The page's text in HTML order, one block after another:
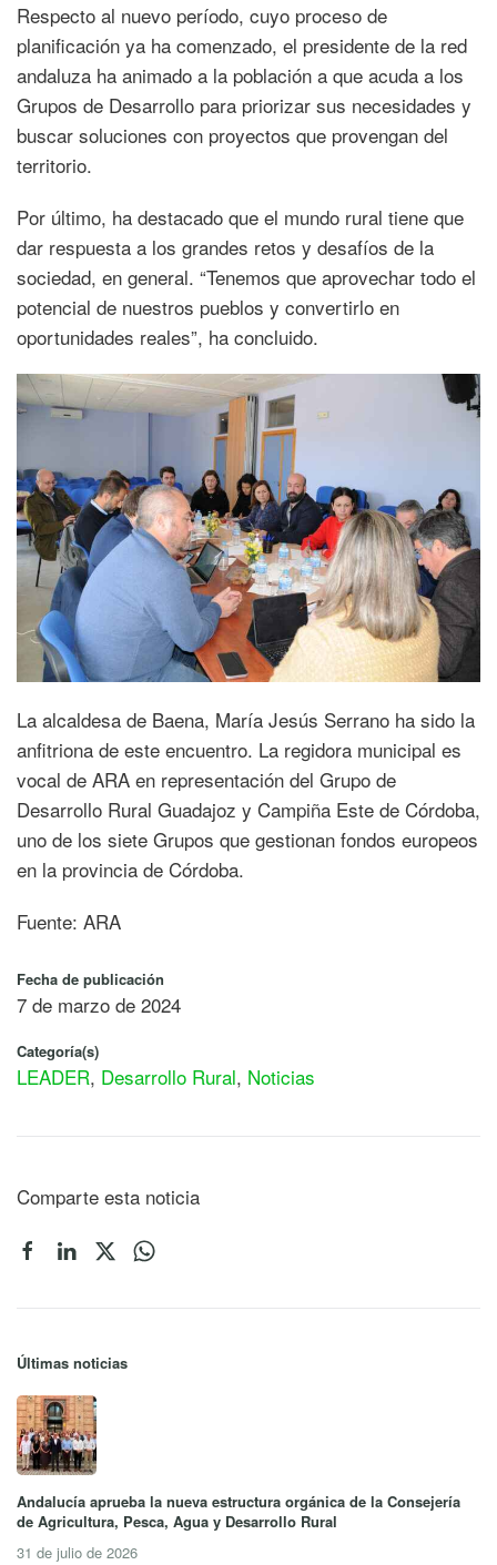
Respecto al nuevo período, cuyo proceso de
planificación ya ha comenzado, el presidente de la red
andaluza ha animado a la población a que acuda a los
Grupos de Desarrollo para priorizar sus necesidades y
buscar soluciones con proyectos que provengan del
territorio.
Por último, ha destacado que el mundo rural tiene que
dar respuesta a los grandes retos y desafíos de la
sociedad, en general. “Tenemos que aprovechar todo el
potencial de nuestros pueblos y convertirlo en
oportunidades reales”, ha concluido.
La alcaldesa de Baena, María Jesús Serrano ha sido la
anfitriona de este encuentro. La regidora municipal es
vocal de ARA en representación del Grupo de
Desarrollo Rural Guadajoz y Campiña Este de Córdoba,
uno de los siete Grupos que gestionan fondos europeos
en la provincia de Córdoba.
Fuente: ARA
Fecha de publicación
7 de marzo de 2024
Categoría(s)
LEADER, Desarrollo Rural, Noticias
Comparte esta noticia
Últimas noticias
Andalucía aprueba la nueva estructura orgánica de la Consejería
de Agricultura, Pesca, Agua y Desarrollo Rural
31 de julio de 2026